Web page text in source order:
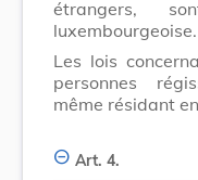
étrangers,
luxembourgeoise.
Les lois
personnes
même résidant
Art. 4.